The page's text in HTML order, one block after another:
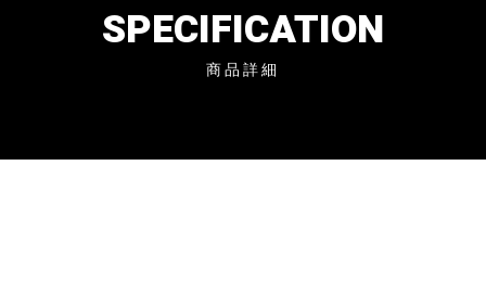
SPECIFICATION
商品詳細